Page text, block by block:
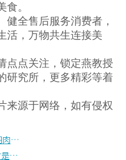
。
健全售后服务消费者，
活，万物共生连接美
点点关注，锁定燕教授
研究所，更多精彩等着
来源于网络，如有侵权
上一篇：中国一年吃掉近50亿只白羽肉鸡，你是否会“鸡”不择食？
下一篇：疫情常态化的当下，减重才是保障健康的“刚需”